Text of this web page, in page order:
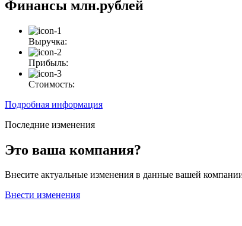
Финансы млн.рублей
Выручка:
Прибыль:
Стоимость:
Подробная информация
Последние изменения
Это ваша компания?
Внесите актуальные изменения в данные вашей
Внести изменения